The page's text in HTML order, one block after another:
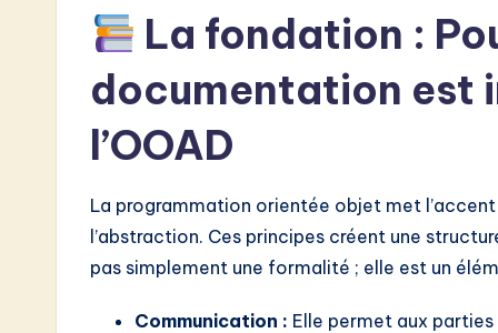
w
La fondation :
documentation est
l’OOAD
La programmation orientée objet met
l’abstraction. Ces principes créent une
pas simplement une formalité ; elle est un
Communication : Elle permet aux